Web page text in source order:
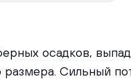
осадков,
размера. Сильный